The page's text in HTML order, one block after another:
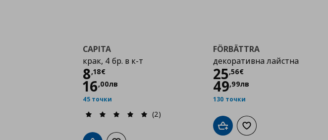
CAPITA
крак, 4 бр. в к-т
8,18€
Цена
16,00лв
45 точки
(2)
FÖRBÄTTRA
декоративна лайстна
25,56€
Цена
49,99лв
130 точки
Добави в кошницата
Добави към списъка с